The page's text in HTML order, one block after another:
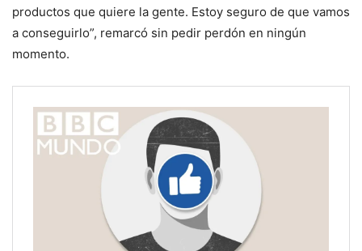
productos que quiere la gente. Estoy seguro de que vamos
a conseguirlo”, remarcó sin pedir perdón en ningún
momento.